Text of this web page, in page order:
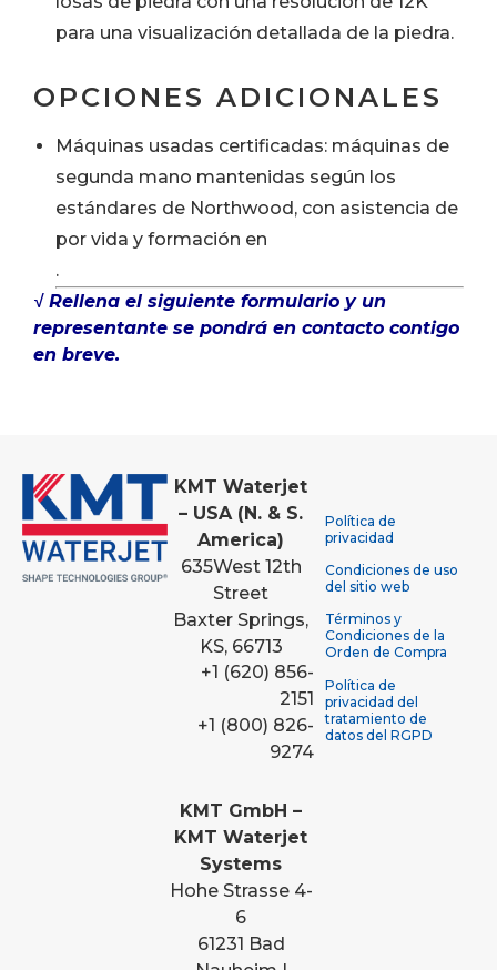
para una visualización detallada de la piedra.
OPCIONES ADICIONALES
Máquinas usadas certificadas: máquinas de
segunda mano mantenidas según los
estándares de Northwood, con asistencia de
por vida y formación en
.
√ Rellena el siguiente formulario y un
representante se pondrá en contacto contigo
en breve.
KMT Waterjet
– USA (N. & S.
America)
635West 12th
Street
Baxter Springs,
KS, 66713
+1 (620) 856-
2151
+1 (800) 826-
9274
KMT GmbH –
KMT Waterjet
Systems
Hohe Strasse 4-
6
61231 Bad
Política de
privacidad
Condiciones de uso
del sitio web
Términos y
Condiciones de la
Orden de Compra
Política de
privacidad del
tratamiento de
datos del RGPD